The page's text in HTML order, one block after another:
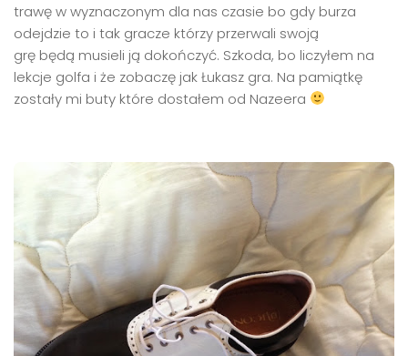
trawę w wyznaczonym dla nas czasie bo gdy burza
odejdzie to i tak gracze którzy przerwali swoją
grę będą musieli ją dokończyć. Szkoda, bo liczyłem na
lekcje golfa i że zobaczę jak Łukasz gra. Na pamiątkę
zostały mi buty które dostałem od Nazeera